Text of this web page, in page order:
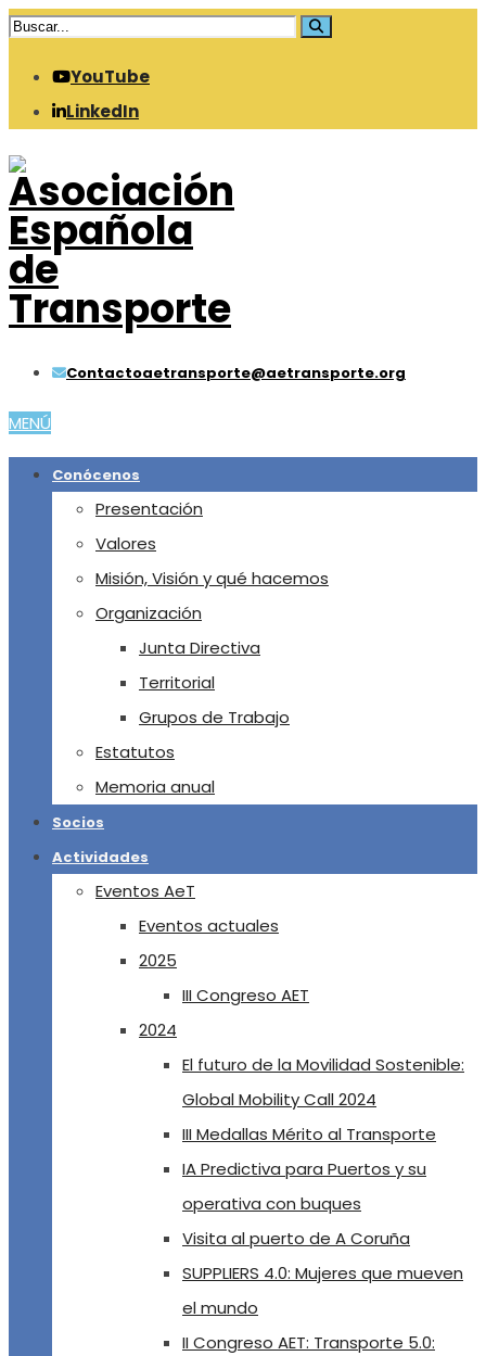
YouTube
LinkedIn
Contactoaetransporte@aetransporte.org
MENÚ
Conócenos
Presentación
Valores
Misión, Visión y qué hacemos
Organización
Junta Directiva
Territorial
Grupos de Trabajo
Estatutos
Memoria anual
Socios
Actividades
Eventos AeT
Eventos actuales
2025
III Congreso AET
2024
El futuro de la Movilidad Sostenible:
Global Mobility Call 2024
III Medallas Mérito al Transporte
IA Predictiva para Puertos y su
operativa con buques
Visita al puerto de A Coruña
SUPPLIERS 4.0: Mujeres que mueven
el mundo
II Congreso AET: Transporte 5.0: